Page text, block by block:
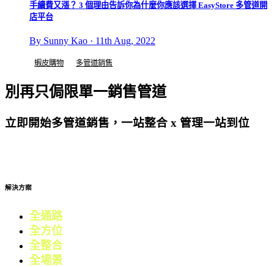
手續費又漲？ 3 個理由告訴你為什麼你應該選擇 EasyStore 多管道開
店平台
By Sunny Kao · 11th Aug, 2022
蝦皮購物 多管道銷售
別再只侷限單一銷售管道
立即開始多管道銷售，一站整合 x 管理一站到位
解決方案
全通路電商
全方位
全整合行銷
全場景